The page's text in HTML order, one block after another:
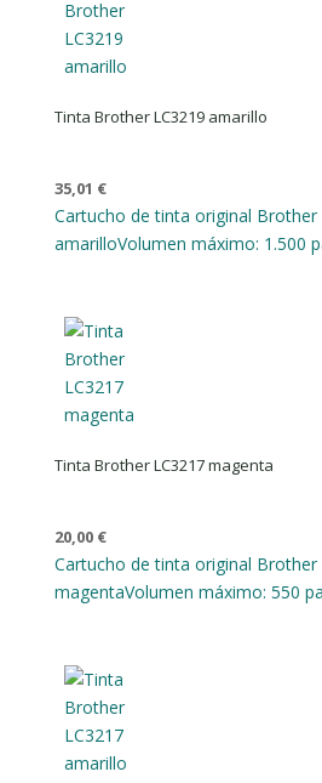
Tinta Brother LC3219 amarillo
35,01 €
Cartucho de tinta original Brother
amarilloVolumen máximo: 1.500
Tinta Brother LC3217 magenta
20,00 €
Cartucho de tinta original Brother
magentaVolumen máximo: 550